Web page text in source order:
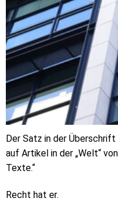
Der Satz in der
auf Artikel in der „Welt“
Texte.“
Recht hat er.